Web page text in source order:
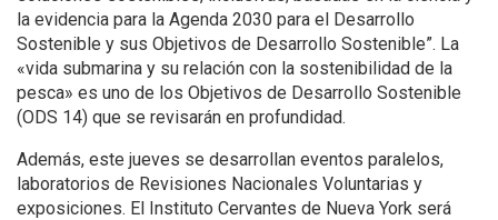
la evidencia para la Agenda 2030 para el Desarrollo
Sostenible y sus Objetivos de Desarrollo Sostenible”. La
«vida submarina y su relación con la sostenibilidad de la
pesca» es uno de los Objetivos de Desarrollo Sostenible
(ODS 14) que se revisarán en profundidad.
Además, este jueves se desarrollan eventos paralelos,
laboratorios de Revisiones Nacionales Voluntarias y
exposiciones. El Instituto Cervantes de Nueva York será